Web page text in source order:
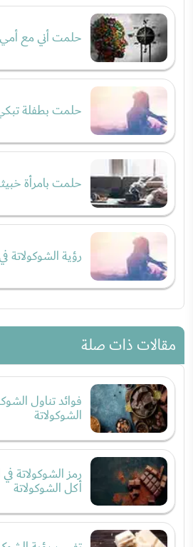
حلمت أني مع
حلمت بطفلة
حلمت بامرأة
رؤية الشوكولاتة
مقالات ذات صلة
فوائد تناول
الشوكولاتة
رمز الشوكولاتة
أكل الشوكولاتة